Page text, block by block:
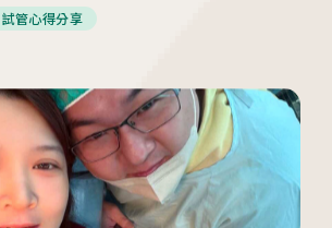
試管心得分享